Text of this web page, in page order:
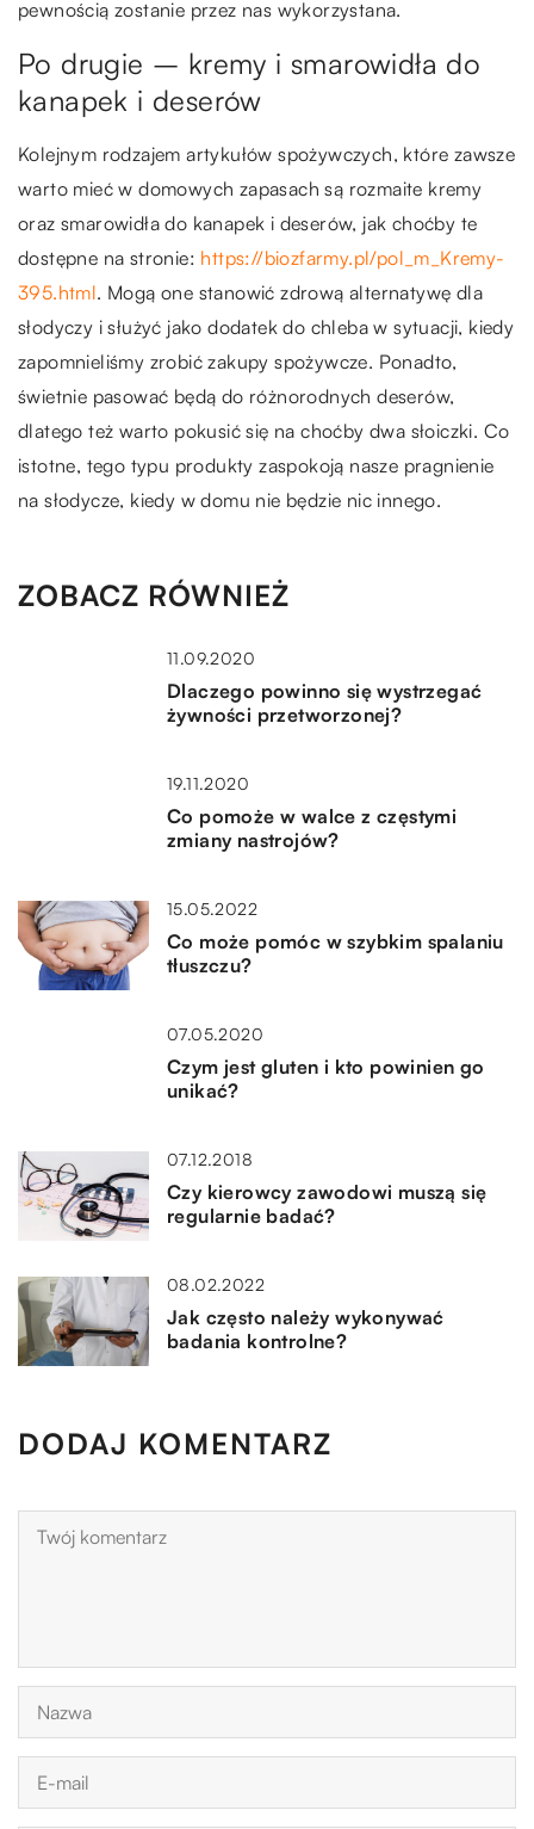
pewnością zostanie przez nas wykorzystana.
Po drugie – kremy i smarowidła do
kanapek i deserów
Kolejnym rodzajem artykułów spożywczych, które zawsze
warto mieć w domowych zapasach są rozmaite kremy
oraz smarowidła do kanapek i deserów, jak choćby te
dostępne na stronie: https://biozfarmy.pl/pol_m_Kremy-
395.html. Mogą one stanowić zdrową alternatywę dla
słodyczy i służyć jako dodatek do chleba w sytuacji, kiedy
zapomnieliśmy zrobić zakupy spożywcze. Ponadto,
świetnie pasować będą do różnorodnych deserów,
dlatego też warto pokusić się na choćby dwa słoiczki. Co
istotne, tego typu produkty zaspokoją nasze pragnienie
na słodycze, kiedy w domu nie będzie nic innego.
ZOBACZ RÓWNIEŻ
11.09.2020
Dlaczego powinno się wystrzegać
żywności przetworzonej?
19.11.2020
Co pomoże w walce z częstymi
zmiany nastrojów?
15.05.2022
Co może pomóc w szybkim spalaniu
tłuszczu?
07.05.2020
Czym jest gluten i kto powinien go
unikać?
07.12.2018
Czy kierowcy zawodowi muszą się
regularnie badać?
08.02.2022
Jak często należy wykonywać
badania kontrolne?
DODAJ KOMENTARZ